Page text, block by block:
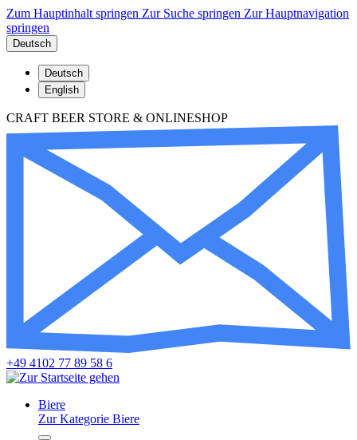
Zum Hauptinhalt springen Zur Suche springen Zur Hauptnavigation
springen
Deutsch
Deutsch
English
CRAFT BEER STORE & ONLINESHOP
+49 4102 77 89 58 6
Biere
Zur Kategorie Biere